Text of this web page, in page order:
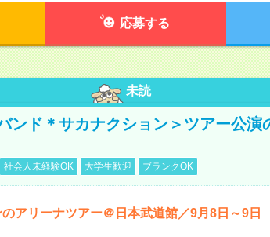
応募する
未読
ンド＊サカナクション＞ツアー公演
社会人未経験OK 大学生歓迎 ブランクOK
アリーナツアー＠日本武道館／9月8日～9日